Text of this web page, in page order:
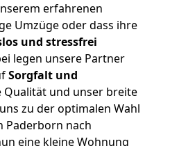
erfahrenen
Umzüge oder dass ihre
und stressfrei
legen unsere Partner
Sorgfalt und
Qualität und unser breite
zu der optimalen Wahl
Paderborn nach
eine kleine Wohnung